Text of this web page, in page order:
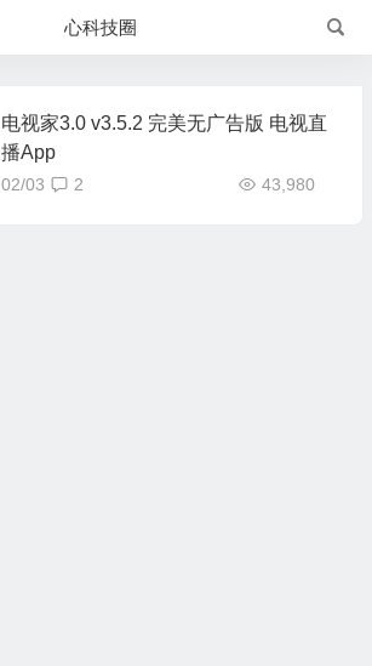
心科技圈
电视家3.0 v3.5.2 完美无广告版 电视直
播App
02/03 43,980
2